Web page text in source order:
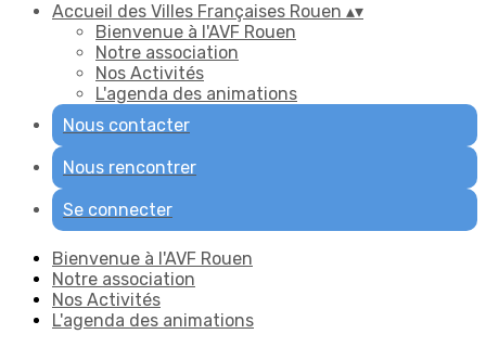
Accueil des Villes Françaises Rouen ▴▾
Bienvenue à l'AVF Rouen
Notre association
Nos Activités
L'agenda des animations
Nous contacter
Nous rencontrer
Se connecter
Bienvenue à l'AVF Rouen
Notre association
Nos Activités
L'agenda des animations